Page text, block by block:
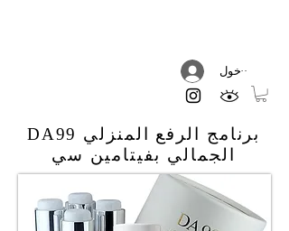
تسجيل الدخول
DA99 برنامج الرفع المنزلي
الجمالي بفيتامين سي